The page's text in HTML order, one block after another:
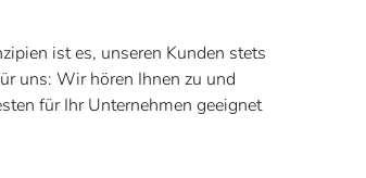
ist es, unseren Kunden stets
uns: Wir hören Ihnen zu und
für Ihr Unternehmen geeignet